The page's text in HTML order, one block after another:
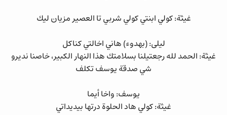
غيثة: كولي ابنتي كولي شربي تا العصير مزيان ليك
ليلى: (بهدوء) هاني اخالتي كناكل
غيثة: الحمد لله رجعتيلنا بسلامتك هذا النهار الكبير، خاصنا نديرو
شي صدقة يوسف تكلف
يوسف: واخا أيما
غيثة: كولي هاد الحلوة درتها بيديداتي